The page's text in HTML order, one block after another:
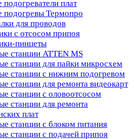
плат
Термопро
для проводов
с отсосом припоя
пинцеты
станции ATTEN MS
станции для пайки микросхем
станции с нижним подогревом
станции для ремонта видеокарт
станции с оловоотсосом
станции для ремонта
плат
станции с блоком питания
станции с подачей припоя